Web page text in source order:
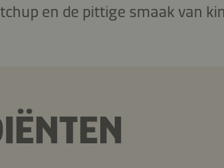
en de pittige smaak van